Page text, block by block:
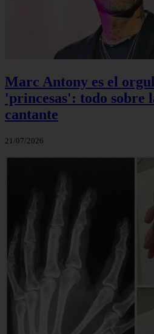
Marc Antony es el
'princesas': todo sobre
cantante
21/07/2026